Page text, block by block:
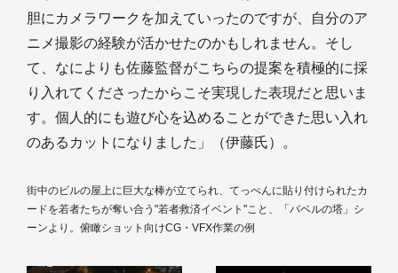
胆にカメラワークを加えていったのですが、自分のア
ニメ撮影の経験が活かせたのかもしれません。そし
て、なによりも佐藤監督がこちらの提案を積極的に採
り入れてくださったからこそ実現した表現だと思いま
す。個人的にも遊び心を込めることができた思い入れ
のあるカットになりました」（伊藤氏）。
街中のビルの屋上に巨大な棒が立てられ、てっぺんに貼り付けられたカ
ードを若者たちが奪い合う"若者救済イベント"こと、「バベルの塔」シ
ーンより。俯瞰ショット向けCG・VFX作業の例